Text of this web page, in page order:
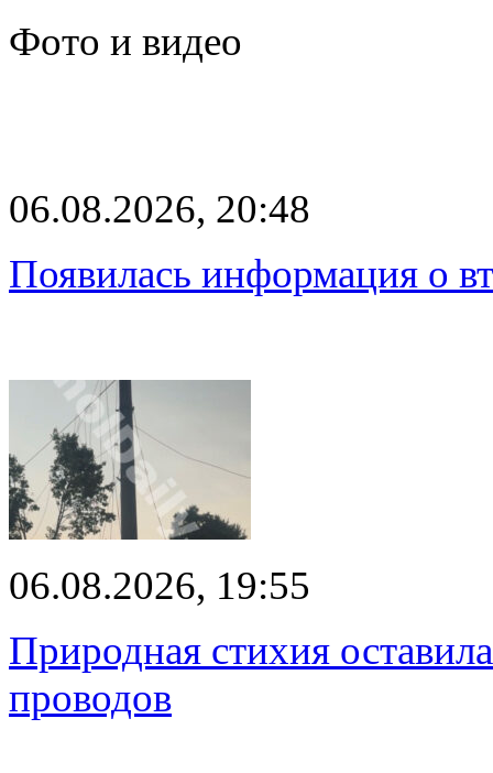
Фото и видео
06.08.2026, 20:48
Появилась информация о
06.08.2026, 19:55
Природная стихия
проводов